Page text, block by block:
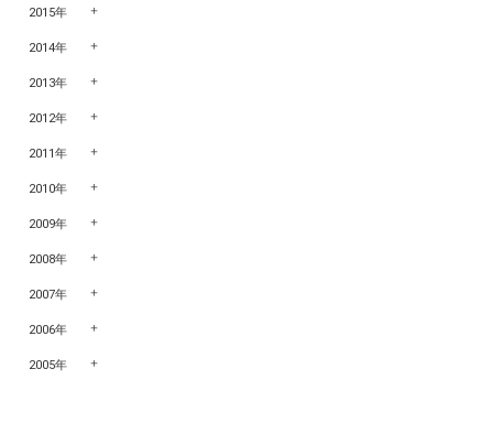
2015年
2014年
2013年
2012年
2011年
2010年
2009年
2008年
2007年
2006年
2005年